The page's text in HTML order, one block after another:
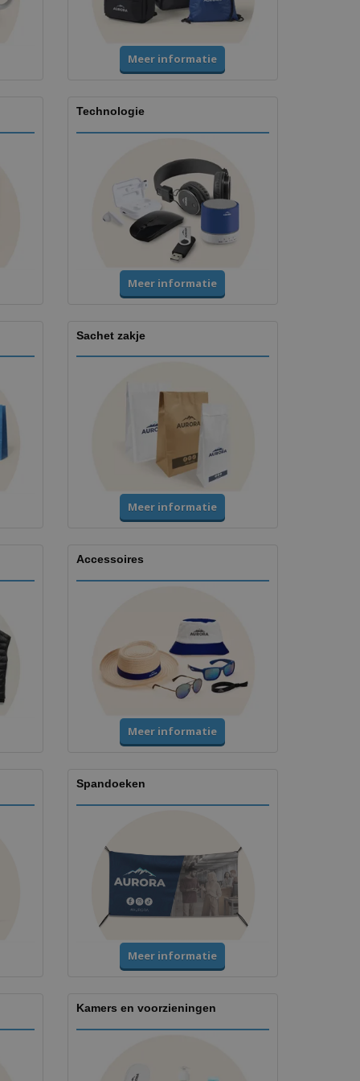
Meer informatie
Technologie
Meer informatie
Sachet zakje
Meer informatie
Accessoires
Meer informatie
Spandoeken
Meer informatie
Kamers en voorzieningen